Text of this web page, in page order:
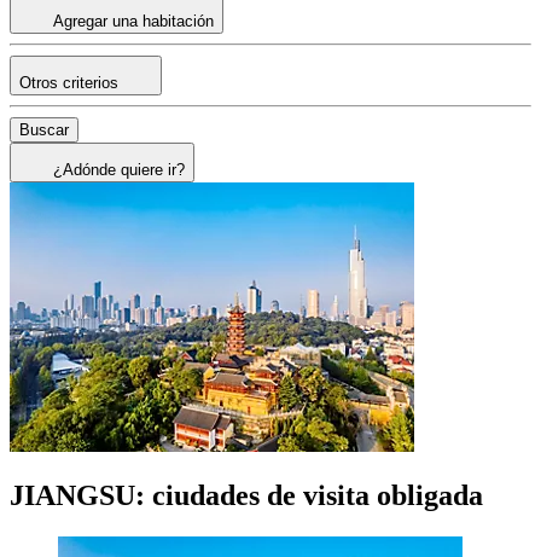
Agregar una habitación
Otros criterios
Buscar
¿Adónde quiere ir?
JIANGSU: ciudades de visita obligada